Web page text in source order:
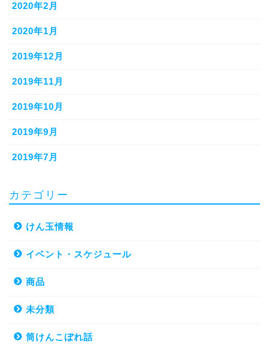
2020年2月
2020年1月
2019年12月
2019年11月
2019年10月
2019年9月
2019年7月
カテゴリー
けん玉情報
イベント・スケジュール
商品
未分類
筒けんこぼれ話